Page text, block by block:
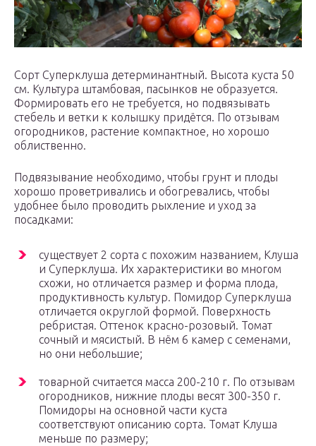
Сорт Суперклуша детерминантный. Высота куста 50
см. Культура штамбовая, пасынков не образуется.
Формировать его не требуется, но подвязывать
стебель и ветки к колышку придётся. По отзывам
огородников, растение компактное, но хорошо
облиственно.
Подвязывание необходимо, чтобы грунт и плоды
хорошо проветривались и обогревались, чтобы
удобнее было проводить рыхление и уход за
посадками:
существует 2 сорта с похожим названием, Клуша
и Суперклуша. Их характеристики во многом
схожи, но отличается размер и форма плода,
продуктивность культур. Помидор Суперклуша
отличается округлой формой. Поверхность
ребристая. Оттенок красно-розовый. Томат
сочный и мясистый. В нём 6 камер с семенами,
но они небольшие;
товарной считается масса 200-210 г. По отзывам
огородников, нижние плоды весят 300-350 г.
Помидоры на основной части куста
соответствуют описанию сорта. Томат Клуша
меньше по размеру;